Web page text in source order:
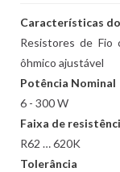
Características
Resistores de Fio
ôhmico ajustável
Potência Nominal
6 - 300 W
Faixa de
R62 … 620K
Tolerância